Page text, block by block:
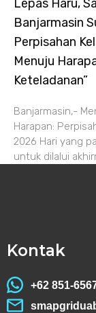
Lepas Haru,
Banjarmasin
Perpisahan
Menuju
Keteladanan”
Banjarmasin,-
Harapan:
2026 Hari yang
untuk dilalui
Kontak
+62 851-